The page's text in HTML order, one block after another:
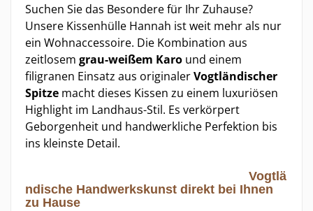
Suchen Sie das Besondere für Ihr Zuhause?
Unsere Kissenhülle Hannah ist weit mehr als nur
ein Wohnaccessoire. Die Kombination aus
zeitlosem grau-weißem Karo und einem
filigranen Einsatz aus originalerVogtländischer
Spitze macht dieses Kissen zu einem luxuriösen
Highlight im Landhaus-Stil. Es verkörpert
Geborgenheit und handwerkliche Perfektion bis
ins kleinste Detail.
Vogtlä
ndische Handwerkskunst direkt bei Ihnen
zu Hause